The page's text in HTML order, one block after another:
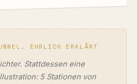
EHRLICH ERKLÄRT
Stattdessen eine
5 Stationen von